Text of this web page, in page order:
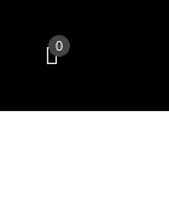
0